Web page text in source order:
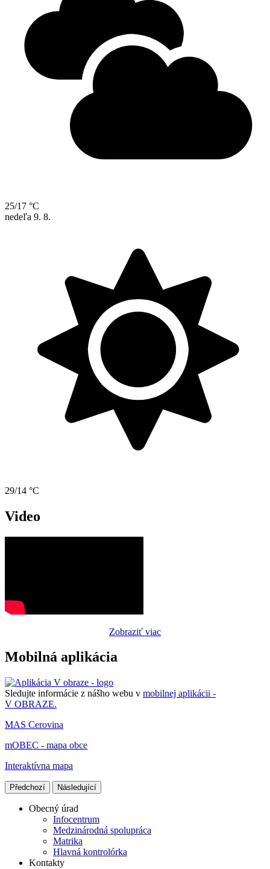
25/17 °C
nedeľa 9. 8.
29/14 °C
Video
Zobraziť viac
Mobilná aplikácia
Sledujte informácie z nášho webu v mobilnej aplikácii -
V OBRAZE.
MAS Cerovina
mOBEC - mapa obce
Interaktívna mapa
Předchozí Následující
Obecný úrad
Infocentrum
Medzinárodná spolupráca
Matrika
Hlavná kontrolórka
Kontakty